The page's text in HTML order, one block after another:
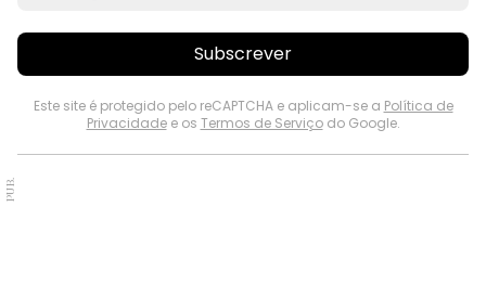
Subscrever
Este site é protegido pelo reCAPTCHA e aplicam-se a Política de
Privacidadee os Termos de Serviçodo Google.
PUB.